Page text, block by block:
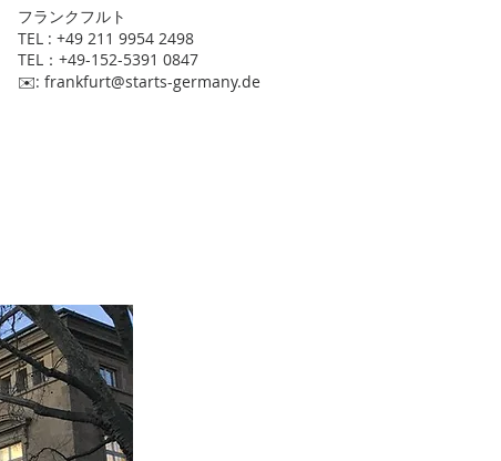
​フランクフルト
TEL : +49 211 9954 2498
TEL：+49-152-5391 0847
​✉️: frankfurt@starts-germany.de